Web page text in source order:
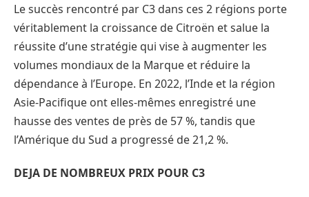
Le succès rencontré par C3 dans ces 2 régions porte
véritablement la croissance de Citroën et salue la
réussite d’une stratégie qui vise à augmenter les
volumes mondiaux de la Marque et réduire la
dépendance à l’Europe. En 2022, l’Inde et la région
Asie-Pacifique ont elles-mêmes enregistré une
hausse des ventes de près de 57 %, tandis que
l’Amérique du Sud a progressé de 21,2 %.
DEJA DE NOMBREUX PRIX POUR C3